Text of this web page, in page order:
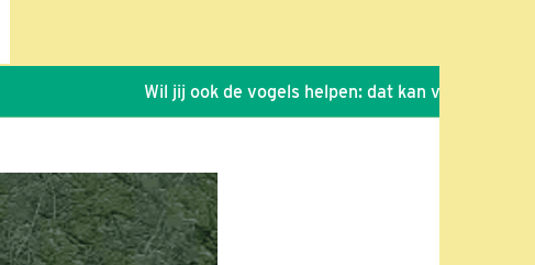
Wil jij ook de vogels helpen: dat kan via de link!